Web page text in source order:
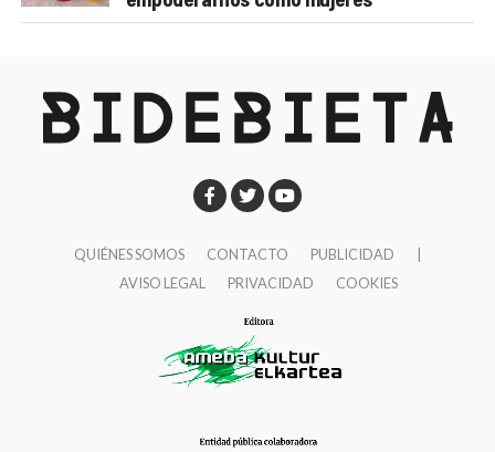
QUIÉNES SOMOS CONTACTO PUBLICIDAD
AVISO LEGAL
PRIVACIDAD COOKIES